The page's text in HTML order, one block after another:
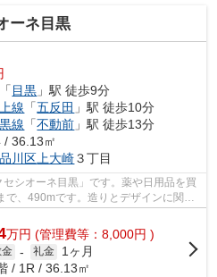
ーネ目黒
「 目黒 」駅 徒歩9分
線 「五反田 」駅 徒歩10分
線 「不動前 」駅 徒歩13分
/ 36.13㎡
品川区 上大崎３丁目
シオーネ目黒」です。薬や日用品を買
、490mです。造りとデザインに関し
マン...
万円 (管理費等：8,000円 )
金 - 礼金
1ヶ月
/ 1R / 36.13㎡